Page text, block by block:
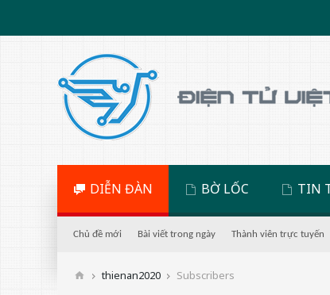
DIỄN ĐÀN BỜ LỐC TIN
Chủ đề mới Bài viết trong ngày Thành viên trực tuyến
thienan2020 Subscribers